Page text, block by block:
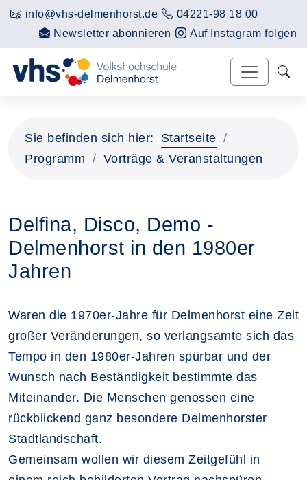
info@vhs-delmenhorst.de
04221-98 18 00
Newsletter abonnieren
Auf Instagram folgen
Sie befinden sich hier:
Startseite
Programm
Vorträge & Veranstaltungen
Delfina, Disco, Demo -
Delmenhorst in den 1980er
Jahren
Waren die 1970er-Jahre für Delmenhorst eine Zeit
großer Veränderungen, so verlangsamte sich das
Tempo in den 1980er-Jahren spürbar und der
Wunsch nach Beständigkeit bestimmte das
Miteinander. Die Menschen genossen eine
rückblickend ganz besondere Delmenhorster
Stadtlandschaft.
Gemeinsam wollen wir diesem Zeitgefühl in